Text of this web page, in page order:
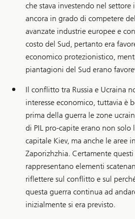
che stava investendo nel settore
ancora in grado di competere
avanzate industrie europee e
costo del Sud, pertanto era
economico protezionistico,
piantagioni del Sud erano
Il conflitto tra Russia e Ucraina
interesse economico, tuttavia è
prima della guerra le zone
di PIL pro-capite erano non solo
capitale Kiev, ma anche le aree
Zaporizhzhia. Certamente
rappresentano elementi
riflettere sul conflitto e sul
questa guerra continua ad
inizialmente si era previsto.